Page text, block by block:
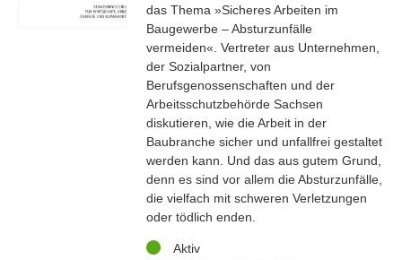
das Thema »Sicheres Arbeiten im
Baugewerbe – Absturzunfälle
vermeiden«. Vertreter aus Unternehmen,
der Sozialpartner, von
Berufsgenossenschaften und der
Arbeitsschutzbehörde Sachsen
diskutieren, wie die Arbeit in der
Baubranche sicher und unfallfrei gestaltet
werden kann. Und das aus gutem Grund,
denn es sind vor allem die Absturzunfälle,
die vielfach mit schweren Verletzungen
oder tödlich enden.
StatusAktiv